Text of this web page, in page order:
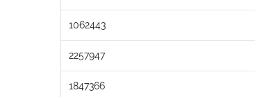
1062443
2257947
1847366